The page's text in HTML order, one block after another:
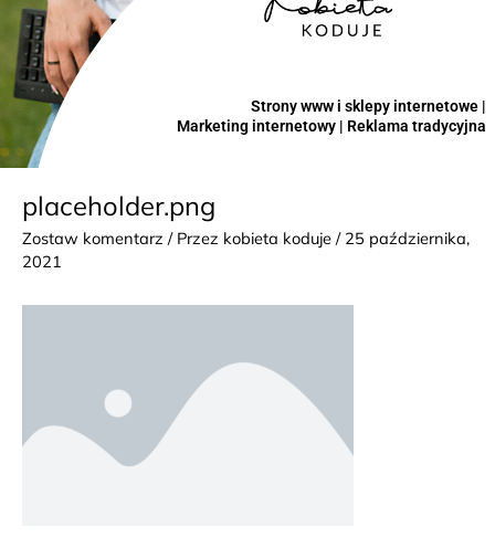
Strony www i sklepy internetowe |
Marketing internetowy | Reklama tradycyjna
placeholder.png
Zostaw komentarz / Przez kobieta koduje / 25 października,
2021